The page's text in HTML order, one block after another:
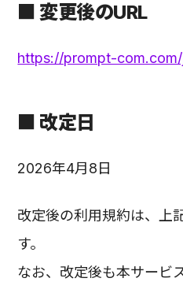
■ 変更後のURL
https://prompt-
■ 改定日
2026年4月8日
改定後の利用規約は、上
す。
なお、改定後も本サービ